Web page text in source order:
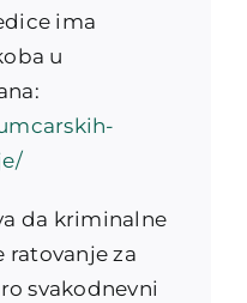
ima
u
da kriminalne
ratovanje za
svakodnevni